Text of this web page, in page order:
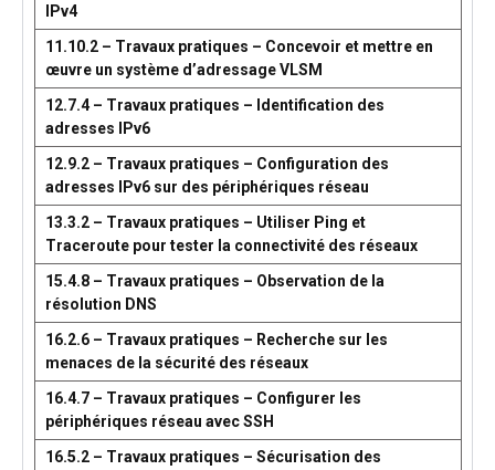
IPv4
11.10.2 – Travaux pratiques – Concevoir et mettre en
œuvre un système d’adressage VLSM
12.7.4 – Travaux pratiques – Identification des
adresses IPv6
12.9.2 – Travaux pratiques – Configuration des
adresses IPv6 sur des périphériques réseau
13.3.2 – Travaux pratiques – Utiliser Ping et
Traceroute pour tester la connectivité des réseaux
15.4.8 – Travaux pratiques – Observation de la
résolution DNS
16.2.6 – Travaux pratiques – Recherche sur les
menaces de la sécurité des réseaux
16.4.7 – Travaux pratiques – Configurer les
périphériques réseau avec SSH
16.5.2 – Travaux pratiques – Sécurisation des